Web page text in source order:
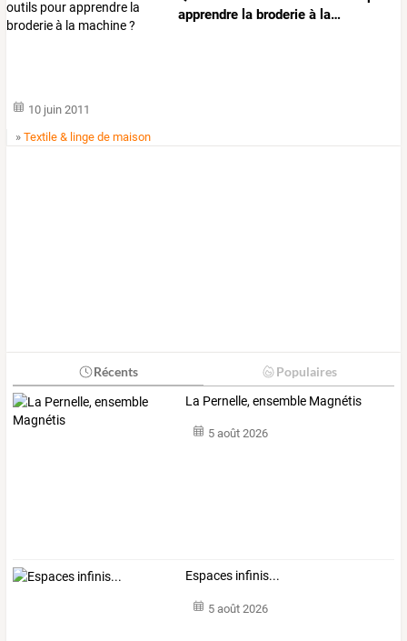
apprendre la broderie à la…
10 juin 2011
»Textile & linge de maison
Récents Populaires
La Pernelle, ensemble Magnétis
5 août 2026
Espaces infinis...
5 août 2026